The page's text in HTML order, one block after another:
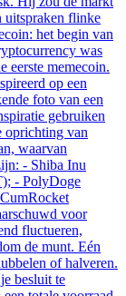
uitspraken flinke
het begin van
was
eerste memecoin.
op een
foto van een
gebruiken
oprichting van
waarvan
- Shiba Inu
- PolyDoge
voor
fluctueren,
de munt. Eén
of halveren.
besluit te